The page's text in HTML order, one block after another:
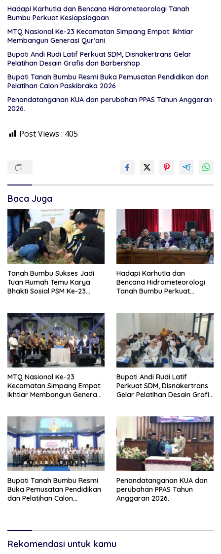
Hadapi Karhutla dan Bencana Hidrometeorologi Tanah
Bumbu Perkuat Kesiapsiagaan
MTQ Nasional Ke-23 Kecamatan Simpang Empat: Ikhtiar
Membangun Generasi Qur’ani
Bupati Andi Rudi Latif Perkuat SDM, Disnakertrans Gelar
Pelatihan Desain Grafis dan Barbershop
Bupati Tanah Bumbu Resmi Buka Pemusatan Pendidikan dan
Pelatihan Calon Paskibraka 2026
Penandatanganan KUA dan perubahan PPAS Tahun Anggaran
2026.
Post Views : 405
Baca Juga
Tanah Bumbu Sukses Jadi
Tuan Rumah Temu Karya
Bhakti Sosial PSM Ke-23
Hadapi Karhutla dan
Bencana Hidrometeorologi
Tanah Bumbu Perkuat
MTQ Nasional Ke-23
Kecamatan Simpang Empat:
Ikhtiar Membangun Generasi
Bupati Andi Rudi Latif
Perkuat SDM, Disnakertrans
Gelar Pelatihan Desain Grafis
Bupati Tanah Bumbu Resmi
Buka Pemusatan Pendidikan
dan Pelatihan Calon
Penandatanganan KUA dan
perubahan PPAS Tahun
Anggaran 2026.
Rekomendasi untuk kamu